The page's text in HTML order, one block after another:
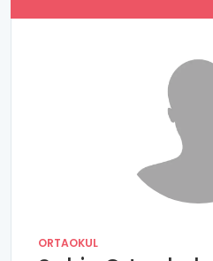
ORTAOKUL